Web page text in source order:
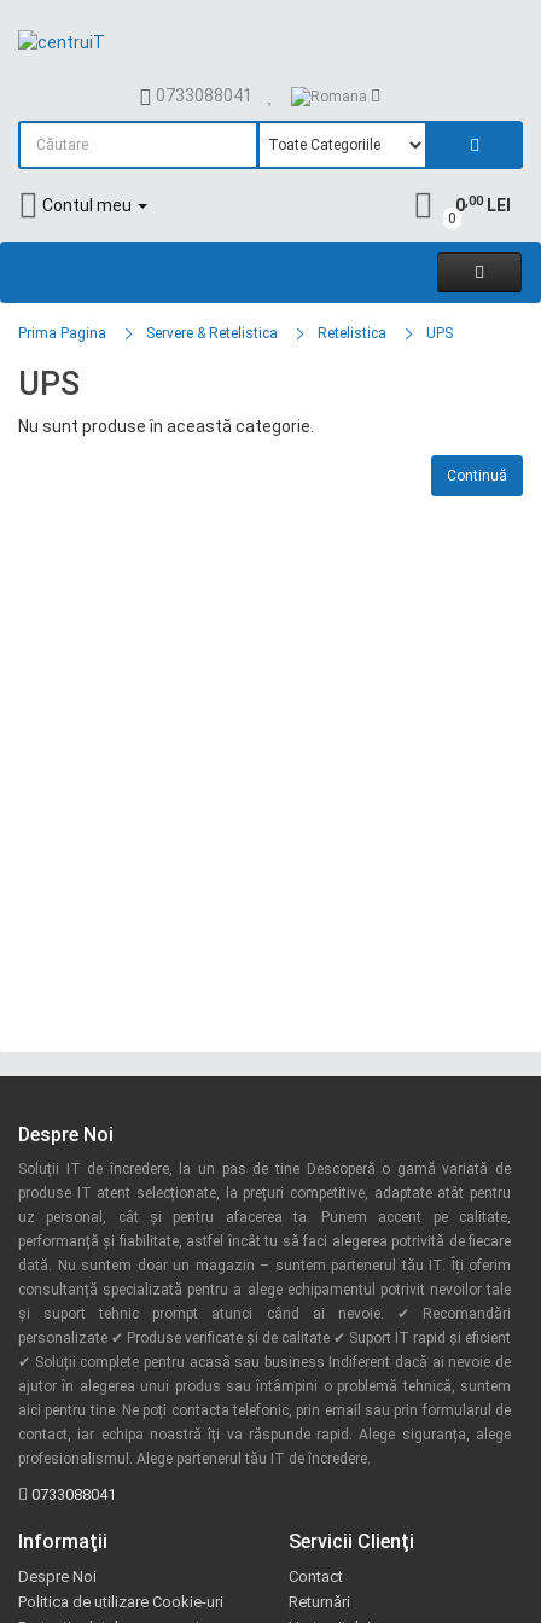
0733088041
Contul meu
0
0,00LEI
Prima Pagina Servere & Retelistica Retelistica UPS
UPS
Nu sunt produse în această categorie.
Continuă
Despre Noi
Soluții IT de încredere, la un pas de tine Descoperă o gamă variată de
produse IT atent selecționate, la prețuri competitive, adaptate atât pentru
uz personal, cât și pentru afacerea ta. Punem accent pe calitate,
performanță și fiabilitate, astfel încât tu să faci alegerea potrivită de fiecare
dată. Nu suntem doar un magazin – suntem partenerul tău IT. Îți oferim
consultanță specializată pentru a alege echipamentul potrivit nevoilor tale
și suport tehnic prompt atunci când ai nevoie. ✔ Recomandări
personalizate ✔ Produse verificate și de calitate ✔ Suport IT rapid și eficient
✔ Soluții complete pentru acasă sau business Indiferent dacă ai nevoie de
ajutor în alegerea unui produs sau întâmpini o problemă tehnică, suntem
aici pentru tine. Ne poți contacta telefonic, prin email sau prin formularul de
contact, iar echipa noastră îți va răspunde rapid. Alege siguranța, alege
profesionalismul. Alege partenerul tău IT de încredere.
0733088041
Informaţii
Despre Noi
Politica de utilizare Cookie-uri
Servicii Clienţi
Contact
Returnări